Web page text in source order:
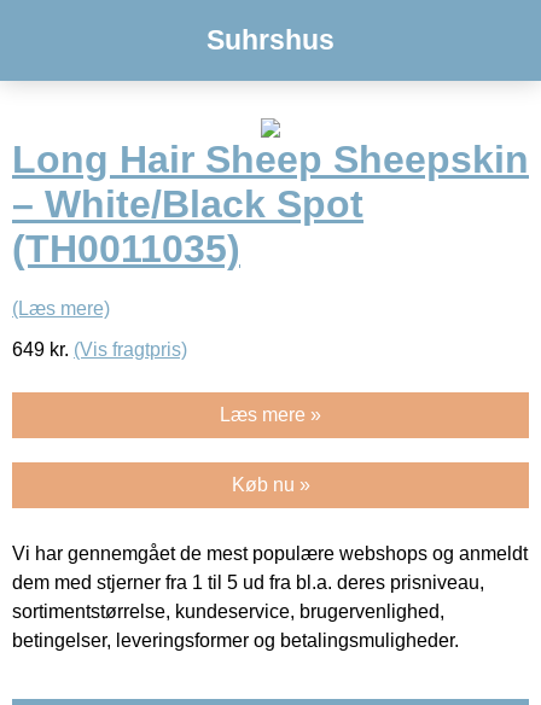
Suhrshus
Long Hair Sheep Sheepskin
– White/Black Spot
(TH0011035)
(Læs mere)
649 kr. (Vis fragtpris)
Læs mere »
Køb nu »
Vi har gennemgået de mest populære webshops og anmeldt
dem med stjerner fra 1 til 5 ud fra bl.a. deres prisniveau,
sortimentstørrelse, kundeservice, brugervenlighed,
betingelser, leveringsformer og betalingsmuligheder.